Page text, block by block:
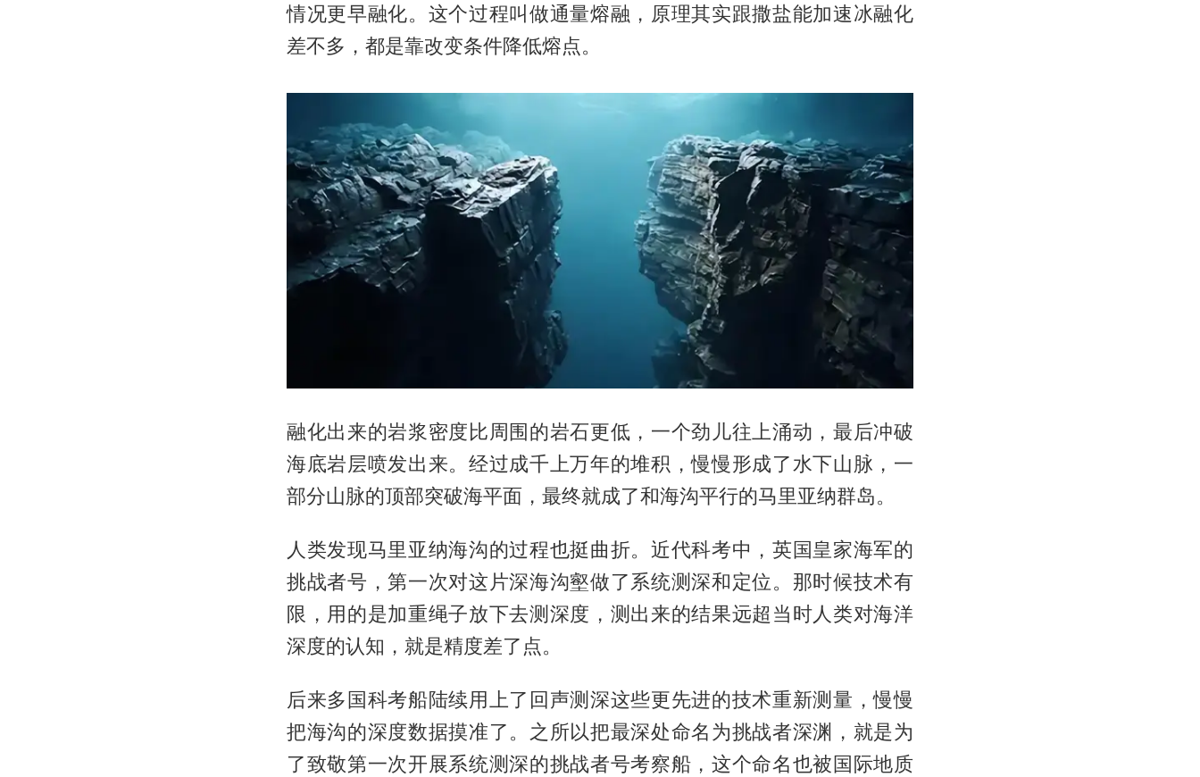
情况更早融化。这个过程叫做通量熔融，原理其实跟撒盐能加速冰融化
差不多，都是靠改变条件降低熔点。
融化出来的岩浆密度比周围的岩石更低，一个劲儿往上涌动，最后冲破
海底岩层喷发出来。经过成千上万年的堆积，慢慢形成了水下山脉，一
部分山脉的顶部突破海平面，最终就成了和海沟平行的马里亚纳群岛。
人类发现马里亚纳海沟的过程也挺曲折。近代科考中，英国皇家海军的
挑战者号，第一次对这片深海沟壑做了系统测深和定位。那时候技术有
限，用的是加重绳子放下去测深度，测出来的结果远超当时人类对海洋
深度的认知，就是精度差了点。
后来多国科考船陆续用上了回声测深这些更先进的技术重新测量，慢慢
把海沟的深度数据摸准了。之所以把最深处命名为挑战者深渊，就是为
了致敬第一次开展系统测深的挑战者号考察船，这个命名也被国际地质